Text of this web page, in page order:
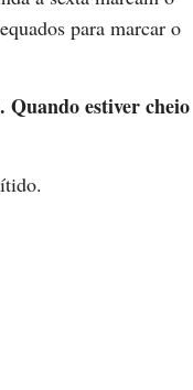
para marcar o
estiver cheio